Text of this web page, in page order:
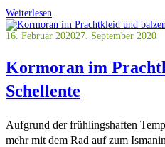
Weiterlesen
16. Februar 202027. September 2020
Kormoran im
Schellente
Aufgrund der frühlingshaften
mehr mit dem Rad auf zum